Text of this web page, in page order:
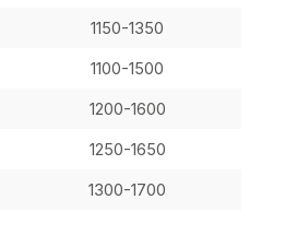
1150-1350
1100-1500
1200-1600
1250-1650
1300-1700